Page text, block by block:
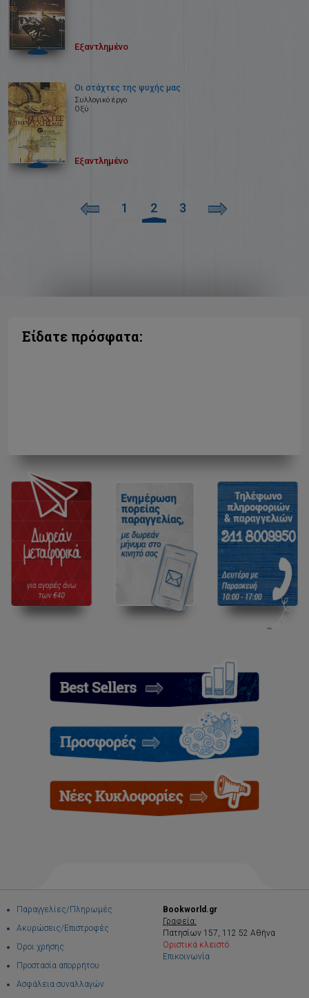
Εξαντλημένο
Οι στάχτες της ψυχής μας
Συλλογικό έργο
Οξύ
Εξαντλημένο
1 2 3
Είδατε πρόσφατα:
Παραγγελίες/Πληρωμές
Ακυρώσεις/Επιστροφές
Όροι χρήσης
Προστασία απορρήτου
Ασφάλεια συναλλαγών
Bookworld.gr
Γραφεία:
Πατησίων 157, 112 52 Αθήνα
Οριστικά κλειστό
Επικοινωνία